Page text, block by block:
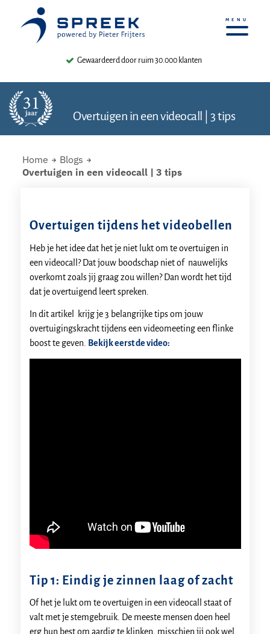
Gewaardeerd door ruim 30.000 klanten
Overtuigen in een videocall | 3 tips
Home
Blogs
Overtuigen in een videocall | 3 tips
Overtuigen tijdens het videobellen
Heb je het idee dat het je niet lukt om te overtuigen in
een videocall? Dat jouw boodschap niet of nauwelijks
overkomt zoals jij graag zou willen? Dan wordt het tijd
dat je overtuigend leert spreken.
In dit artikel krijg je 3 belangrijke tips om jouw
overtuigingskracht tijdens een videomeeting een flinke
boost te geven. Bekijk eerst de video:
Tip 1: Eindig je zinnen laag of zacht
Of het je lukt om te overtuigen in een videocall staat of
valt met je stemgebruik. De meeste mensen doen heel
erg hun best om aardig te klinken, misschien jij ook wel.